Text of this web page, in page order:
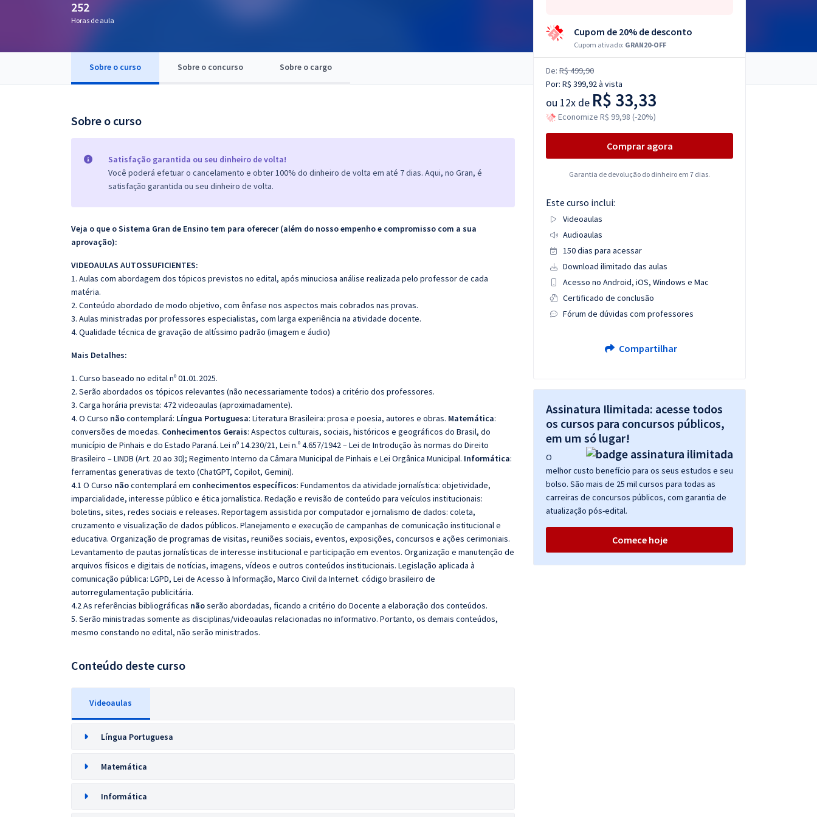
Questões grátis
252
Horas de aula
Sobre o curso Sobre o concurso Sobre o cargo
Sobre o curso
Satisfação garantida ou seu dinheiro de volta!
Você poderá efetuar o cancelamento e obter 100% do dinheiro de volta em até 7 dias. Aqui, no Gran, é
satisfação garantida ou seu dinheiro de volta.
Veja o que o Sistema Gran de Ensino tem para oferecer (além do nosso empenho e compromisso com a sua
aprovação):
VIDEOAULAS AUTOSSUFICIENTES:
1. Aulas com abordagem dos tópicos previstos no edital, após minuciosa análise realizada pelo professor de cada
matéria.
2. Conteúdo abordado de modo objetivo, com ênfase nos aspectos mais cobrados nas provas.
3. Aulas ministradas por professores especialistas, com larga experiência na atividade docente.
4. Qualidade técnica de gravação de altíssimo padrão (imagem e áudio)
Mais Detalhes:
1. Curso baseado no edital nº 01.01.2025.
2. Serão abordados os tópicos relevantes (não necessariamente todos) a critério dos professores.
3. Carga horária prevista: 472 videoaulas (aproximadamente).
4. O Curso nãocontemplará: Língua Portuguesa: Literatura Brasileira: prosa e poesia, autores e obras. Matemática:
conversões de moedas. Conhecimentos Gerais: Aspectos culturais, sociais, históricos e geográficos do Brasil, do
município de Pinhais e do Estado Paraná. Lei nº 14.230/21, Lei n.º 4.657/1942 – Lei de Introdução às normas do Direito
Brasileiro – LINDB (Art. 20 ao 30); Regimento Interno da Câmara Municipal de Pinhais e Lei Orgânica Municipal. Informática:
ferramentas generativas de texto (ChatGPT, Copilot, Gemini).
4.1 O Curso nãocontemplará em conhecimentos específicos: Fundamentos da atividade jornalística: objetividade,
imparcialidade, interesse público e ética jornalística. Redação e revisão de conteúdo para veículos institucionais:
boletins, sites, redes sociais e releases. Reportagem assistida por computador e jornalismo de dados: coleta,
cruzamento e visualização de dados públicos. Planejamento e execução de campanhas de comunicação institucional e
educativa. Organização de programas de visitas, reuniões sociais, eventos, exposições, concursos e ações cerimoniais.
Levantamento de pautas jornalísticas de interesse institucional e participação em eventos. Organização e manutenção de
arquivos físicos e digitais de notícias, imagens, vídeos e outros conteúdos institucionais. Legislação aplicada à
comunicação pública: LGPD, Lei de Acesso à Informação, Marco Civil da Internet. código brasileiro de
autorregulamentação publicitária.
4.2 As referências bibliográficas nãoserão abordadas, ficando a critério do Docente a elaboração dos conteúdos.
5. Serão ministradas somente as disciplinas/videoaulas relacionadas no informativo. Portanto, os demais conteúdos,
mesmo constando no edital, não serão ministrados.
Conteúdo deste curso
Videoaulas
Língua Portuguesa
Matemática
Informática
Cupom de 20% de desconto
Cupom ativado: GRAN20-OFF
De: R$ 499,90
Por: R$ 399,92à vista
ou 12x de R$ 33,33
Economize R$ 99,98 (-20%)
Comprar agora
Garantia de devolução do dinheiro em 7 dias.
Este curso inclui:
Videoaulas
Audioaulas
150 dias para acessar
Download ilimitado das aulas
Acesso no Android, iOS, Windows e Mac
Certificado de conclusão
Fórum de dúvidas com professores
Compartilhar
Assinatura Ilimitada: acesse todos
os cursos para concursos públicos,
em um só lugar!
O
melhor custo benefício para os seus estudos e seu
bolso. São mais de 25 mil cursos para todas as
carreiras de concursos públicos, com garantia de
atualização pós-edital.
Comece hoje